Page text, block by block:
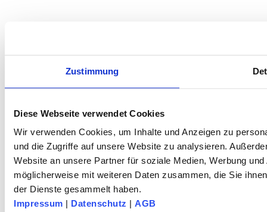
Zustimmung
Diese Webseite verwendet Cookies
Wir verwenden Cookies, um Inhalte und Anzeigen zu
und die Zugriffe auf unsere Website zu analysieren.
Website an unsere Partner für soziale Medien, Werbung
möglicherweise mit weiteren Daten zusammen, die Sie
der Dienste gesammelt haben.
Impressum | Datenschutz | AGB